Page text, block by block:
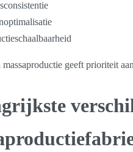
geeft prioriteit